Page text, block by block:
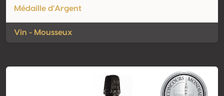
Médaille d'Argent
Vin - Mousseux